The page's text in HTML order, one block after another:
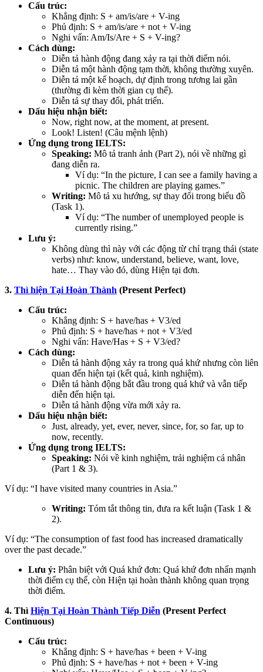
Cấu trúc:
Khẳng định: S + am/is/are + V-ing
Phủ định: S + am/is/are + not + V-ing
Nghi vấn: Am/Is/Are + S + V-ing?
Cách dùng:
Diễn tả hành động đang xảy ra tại thời điểm nói.
Diễn tả một hành động tạm thời, không thường xuyên.
Diễn tả một kế hoạch, dự định trong tương lai gần
(thường đi kèm thời gian cụ thể).
Diễn tả sự thay đổi, phát triển.
Dấu hiệu nhận biết:
Now, right now, at the moment, at present.
Look! Listen! (Câu mệnh lệnh)
Ứng dụng trong IELTS:
Speaking: Mô tả tranh ảnh (Part 2), nói về những gì
đang diễn ra.
Ví dụ: “In the picture, I can see a family having a
picnic. The children are playing games.”
Writing: Mô tả xu hướng, sự thay đổi trong biểu đồ
(Task 1).
Ví dụ: “The number of unemployed people is
currently rising.”
Lưu ý:
Không dùng thì này với các động từ chỉ trạng thái (state
verbs) như: know, understand, believe, want, love,
hate… Thay vào đó, dùng Hiện tại đơn.
3. Thì hiện Tại Hoàn Thành (Present Perfect)
Cấu trúc:
Khẳng định: S + have/has + V3/ed
Phủ định: S + have/has + not + V3/ed
Nghi vấn: Have/Has + S + V3/ed?
Cách dùng:
Diễn tả hành động xảy ra trong quá khứ nhưng còn liên
quan đến hiện tại (kết quả, kinh nghiệm).
Diễn tả hành động bắt đầu trong quá khứ và vẫn tiếp
diễn đến hiện tại.
Diễn tả hành động vừa mới xảy ra.
Dấu hiệu nhận biết:
Just, already, yet, ever, never, since, for, so far, up to
now, recently.
Ứng dụng trong IELTS:
Speaking: Nói về kinh nghiệm, trải nghiệm cá nhân
(Part 1 & 3).
Ví dụ: “I have visited many countries in Asia.”
Writing: Tóm tắt thông tin, đưa ra kết luận (Task 1 &
2).
Ví dụ: “The consumption of fast food has increased dramatically
over the past decade.”
Lưu ý: Phân biệt với Quá khứ đơn: Quá khứ đơn nhấn mạnh
thời điểm cụ thể, còn Hiện tại hoàn thành không quan trọng
thời điểm.
4. Thì Hiện Tại Hoàn Thành Tiếp Diễn (Present Perfect
Continuous)
Cấu trúc:
Khẳng định: S + have/has + been + V-ing
Phủ định: S + have/has + not + been + V-ing